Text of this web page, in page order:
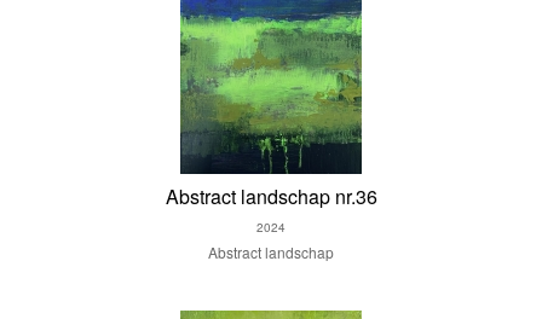
Abstract landschap nr.36
2024
Abstract landschap